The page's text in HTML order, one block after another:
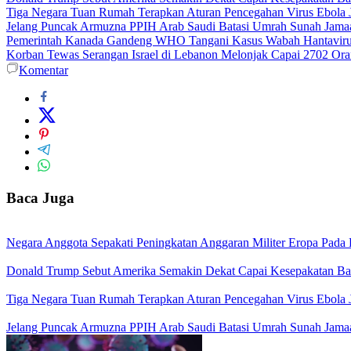
Tiga Negara Tuan Rumah Terapkan Aturan Pencegahan Virus Ebola
Jelang Puncak Armuzna PPIH Arab Saudi Batasi Umrah Sunah
Pemerintah Kanada Gandeng WHO Tangani Kasus Wabah
Korban Tewas Serangan Israel di Lebanon Melonjak Capai 2702
Komentar
Baca Juga
Negara Anggota Sepakati Peningkatan Anggaran Militer Eropa
Donald Trump Sebut Amerika Semakin Dekat Capai Kesepakatan
Tiga Negara Tuan Rumah Terapkan Aturan Pencegahan Virus Ebola
Jelang Puncak Armuzna PPIH Arab Saudi Batasi Umrah Sunah